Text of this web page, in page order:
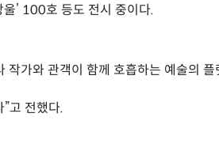
’ 100호 등도 전시 중이다.
가와 관객이 함께 호흡하는 예술의
고 전했다.